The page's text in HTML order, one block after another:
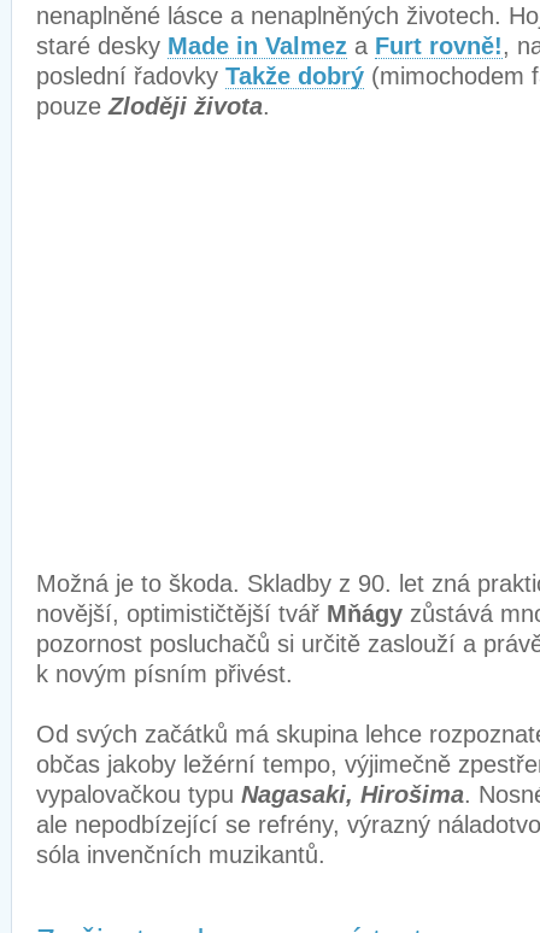
nenaplněné lásce a nenaplněných životech.
staré desky Made in Valmez a Furt rovně!,
poslední řadovky Takže dobrý (mimochodem
pouzeZloději života.
Možná je to škoda. Skladby z 90. let zná
novější, optimističtější tvář Mňágy zůstává
pozornost posluchačů si určitě zaslouží a
k novým písním přivést.
Od svých začátků má skupina lehce
občas jakoby ležérní tempo, výjimečně
vypalovačkou typu Nagasaki, Hirošima.
ale nepodbízející se refrény, výrazný
sóla invenčních muzikantů.